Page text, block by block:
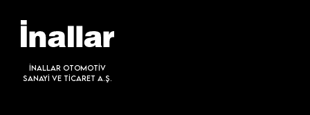
İNALLAR OTOMOTİV
SANAYİ VE TİCARET A.Ş.